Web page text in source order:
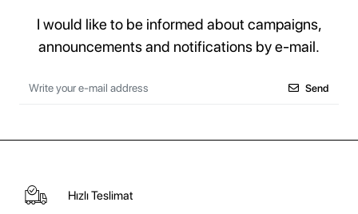
I would like to be informed about campaigns,
announcements and notifications by e-mail.
Send
Hızlı Teslimat